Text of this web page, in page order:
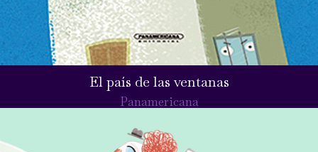
El país de las ventanas
Panamericana